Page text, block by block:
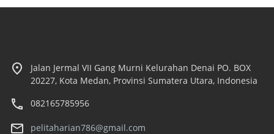
Jalan Jermal VII Gang Murni Kelurahan Denai PO. BOX
20227, Kota Medan, Provinsi Sumatera Utara, Indonesia
082165785956
pelitaharian786@gmail.com